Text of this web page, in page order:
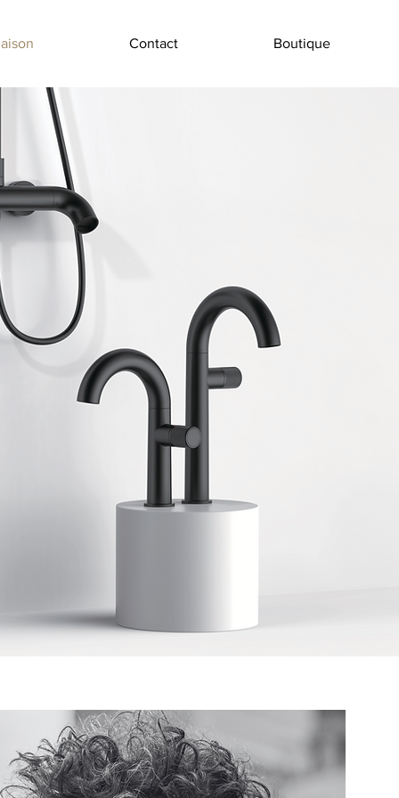
Contact Boutique